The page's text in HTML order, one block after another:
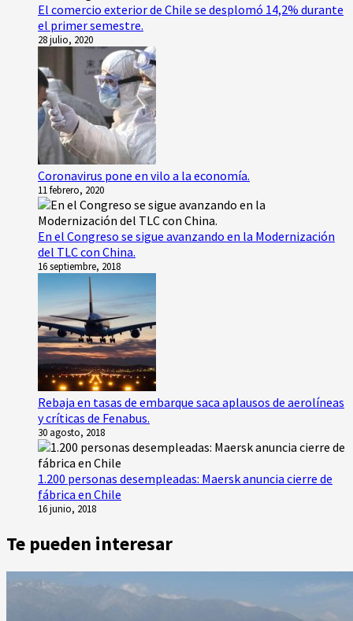
El comercio exterior de Chile se desplomó 14,2% durante
el primer semestre.
28 julio, 2020
Coronavirus pone en vilo a la economía.
11 febrero, 2020
En el Congreso se sigue avanzando en la Modernización
del TLC con China.
16 septiembre, 2018
Rebaja en tasas de embarque saca aplausos de aerolíneas
y críticas de Fenabus.
30 agosto, 2018
1.200 personas desempleadas: Maersk anuncia cierre de
fábrica en Chile
16 junio, 2018
Te pueden interesar